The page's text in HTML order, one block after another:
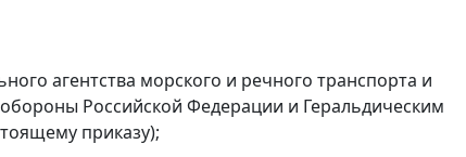
агентства морского и речного транспорта и
Российской Федерации и Геральдическим
приказу);